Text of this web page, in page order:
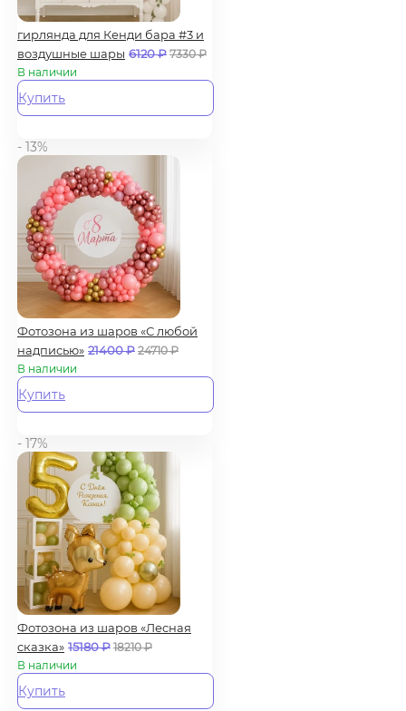
гирлянда для Кенди бара #3 и
воздушные шары 6120₽ 7330₽
В наличии
Купить
- 13%
Фотозона из шаров «С любой
надписью» 21400₽ 24710₽
В наличии
Купить
- 17%
Фотозона из шаров «Лесная
сказка» 15180₽ 18210₽
В наличии
Купить